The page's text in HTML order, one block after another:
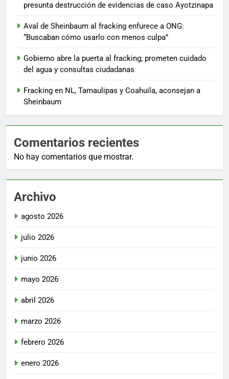
presunta destrucción de evidencias de caso Ayotzinapa
Aval de Sheinbaum al fracking enfurece a ONG:
“Buscaban cómo usarlo con menos culpa”
Gobierno abre la puerta al fracking; prometen cuidado
del agua y consultas ciudadanas
Fracking en NL, Tamaulipas y Coahuila, aconsejan a
Sheinbaum
Comentarios recientes
No hay comentarios que mostrar.
Archivo
agosto 2026
julio 2026
junio 2026
mayo 2026
abril 2026
marzo 2026
febrero 2026
enero 2026